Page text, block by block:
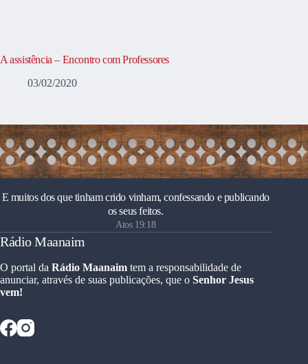
A assistência – Encontro com Professores
03/02/2020
E muitos dos que tinham crido vinham, confessando e publicando
os seus feitos.
Atos 19:18
Rádio Maanaim
O portal da Rádio Maanaim tem a responsabilidade de
anunciar, através de suas publicações, que o Senhor Jesus
vem!